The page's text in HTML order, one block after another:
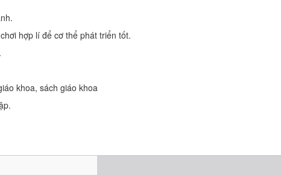
hợp lí để cơ thể phát triển tốt.
khoa, sách giáo khoa